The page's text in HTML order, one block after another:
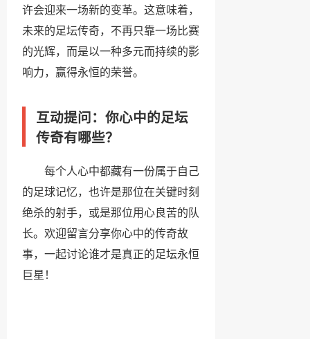
许会迎来一场新的变革。这意味着，
未来的足坛传奇，不再只靠一场比赛
的光辉，而是以一种多元而持续的影
响力，赢得永恒的荣誉。
互动提问：你心中的足坛
传奇有哪些？
每个人心中都藏有一份属于自己
的足球记忆，也许是那位在关键时刻
绝杀的射手，或是那位用心良苦的队
长。欢迎留言分享你心中的传奇故
事，一起讨论谁才是真正的足坛永恒
巨星！